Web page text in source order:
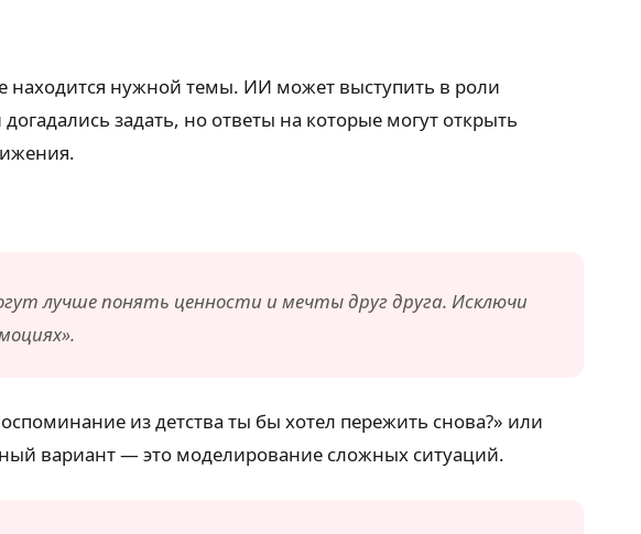
находится нужной темы. ИИ может выступить в роли
задать, но ответы на которые могут открыть
лучше понять ценности и мечты друг друга. Исключи
из детства ты бы хотел пережить снова?» или
вариант — это моделирование сложных ситуаций.